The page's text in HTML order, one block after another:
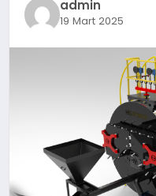
YAŞAM
admin
19 Mart 2025